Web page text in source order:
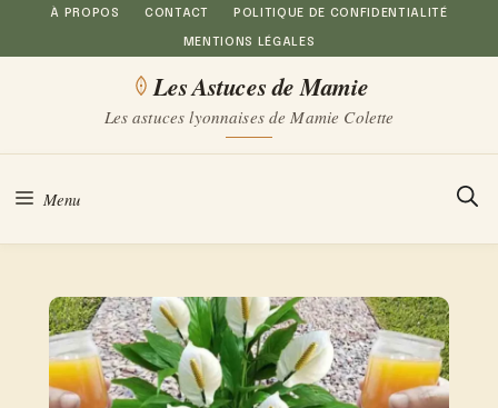
Aller
au
À PROPOS CONTACT POLITIQUE DE CONFIDENTIALITÉ
MENTIONS LÉGALES
Les Astuces de Mamie
Les astuces lyonnaises de Mamie Colette
Menu